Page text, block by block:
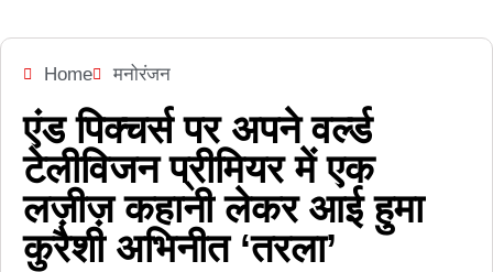
Home मनोरंजन
एंड पिक्चर्स पर अपने वर्ल्ड
टेलीविजन प्रीमियर में एक
लज़ीज़ कहानी लेकर आई हुमा
कुरैशी अभिनीत ‘तरला’